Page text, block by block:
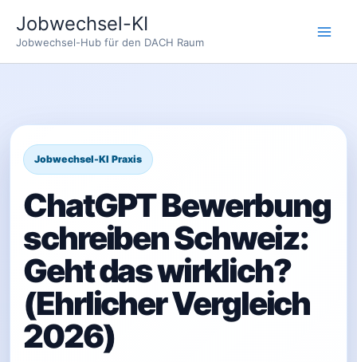
Inhalt
springen
Jobwechsel-KI
Jobwechsel-Hub für den DACH Raum
ChatGPT Bewerbung
schreiben Schweiz:
Geht das wirklich?
(Ehrlicher Vergleich
2026)